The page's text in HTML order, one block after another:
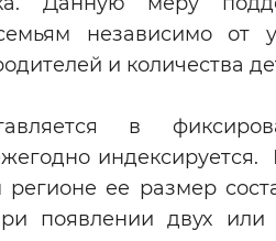
настройки
независимо от
и количества
в
индексируется.
ее размер
появлении двух или